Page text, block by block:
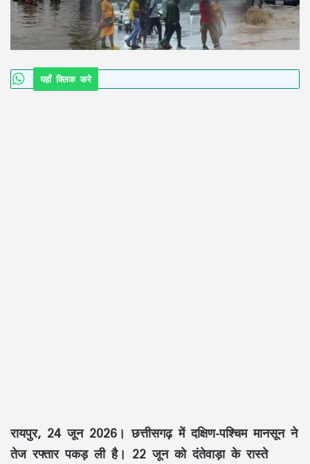
यहाँ क्लिक करे
रायपुर, 24 जून 2026। छत्तीसगढ़ में दक्षिण-पश्चिम मानसून ने
तेज रफ्तार पकड़ ली है। 22 जून को दंतेवाड़ा के रास्ते